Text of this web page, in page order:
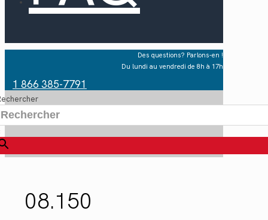
Des questions? Parlons-en !
Du lundi au vendredi de 8h à 17h
1 866 385-7791
08.150